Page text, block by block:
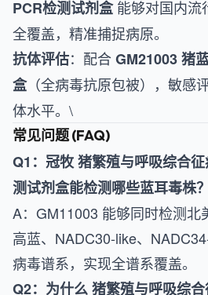
PCR检测试剂盒能够对国内流
全覆盖，精准捕捉病原。
抗体评估：配合GM21003 猪
盒（全病毒抗原包被），敏感
体水平。\
常见问题 (FAQ)
Q1：冠牧 猪繁殖与呼吸综合
测试剂盒能检测哪些蓝耳毒株？
A：GM11003 能够同时检测北
高蓝、NADC30-like、
病毒谱系，实现全谱系覆盖。
Q2：为什么 猪繁殖与呼吸综